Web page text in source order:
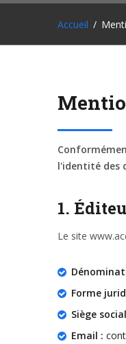
Accueil
l'identité des
1.
Le site
Forme
Siège
Email :